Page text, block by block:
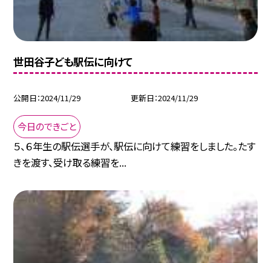
世田谷子ども駅伝に向けて
公開日 2024/11/29 更新日 2024/11/29
今日のできごと
５、６年生の駅伝選手が、駅伝に向けて練習をしました。たす
きを渡す、受け取る練習を...